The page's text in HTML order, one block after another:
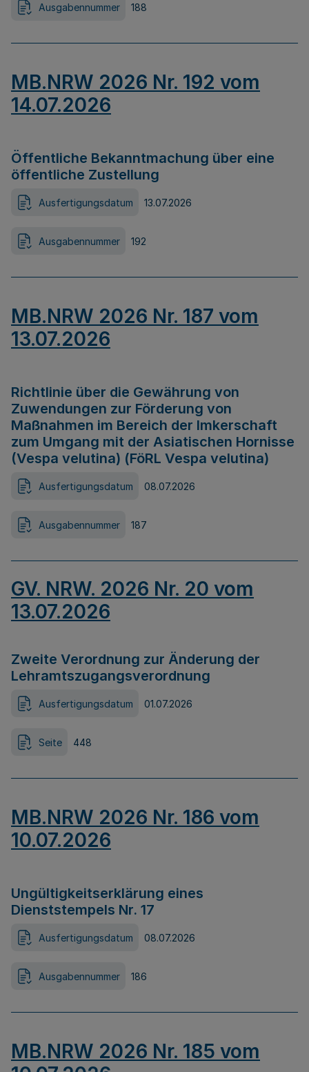
Ausgabennummer 188
MB.NRW 2026 Nr. 192 vom
14.07.2026
Öffentliche Bekanntmachung über eine
öffentliche Zustellung
Ausfertigungsdatum 13.07.2026
Ausgabennummer 192
MB.NRW 2026 Nr. 187 vom
13.07.2026
Richtlinie über die Gewährung von
Zuwendungen zur Förderung von
Maßnahmen im Bereich der Imkerschaft
zum Umgang mit der Asiatischen Hornisse
(Vespa velutina) (FöRL Vespa velutina)
Ausfertigungsdatum 08.07.2026
Ausgabennummer 187
GV. NRW. 2026 Nr. 20 vom
13.07.2026
Zweite Verordnung zur Änderung der
Lehramtszugangsverordnung
Ausfertigungsdatum 01.07.2026
Seite 448
MB.NRW 2026 Nr. 186 vom
10.07.2026
Ungültigkeitserklärung eines
Dienststempels Nr. 17
Ausfertigungsdatum 08.07.2026
Ausgabennummer 186
MB.NRW 2026 Nr. 185 vom